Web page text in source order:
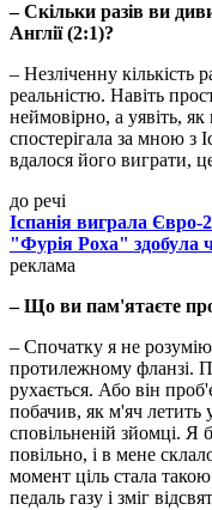
– Скільки разів ви
Англії (2:1)?
– Незліченну кількість
реальністю. Навіть
неймовірно, а уявіть,
спостерігала за мною з
вдалося його виграти,
до речі
Іспанія виграла Євро-
"Фурія Роха" здобула
реклама
– Що ви пам'ятаєте про
– Спочатку я не
протилежному фланзі.
рухається. Або він
побачив, як м'яч летить
сповільненій зйомці. Я
повільно, і в мене
момент ціль стала
педаль газу і зміг